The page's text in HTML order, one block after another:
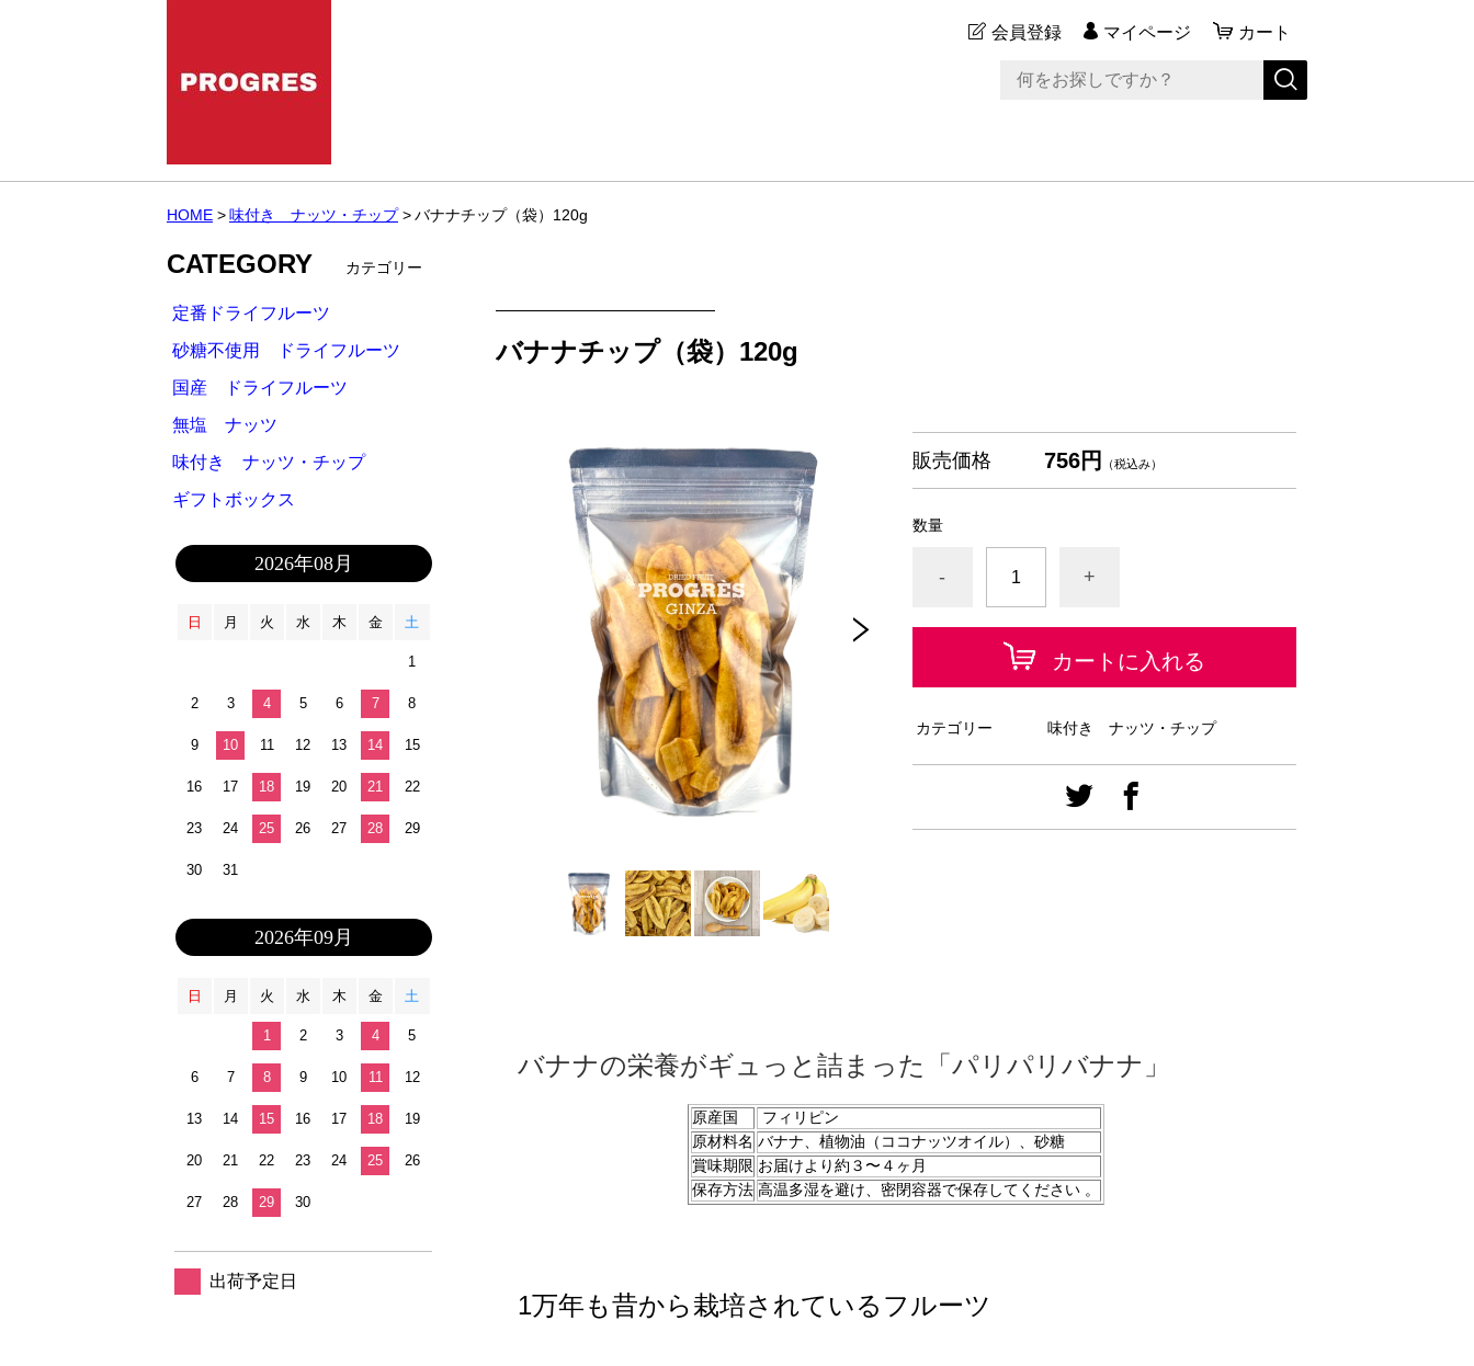
会員登録 マイページ カート
HOME 味付き ナッツ・チップ バナナチップ（袋）120g
バナナチップ（袋）120g
販売価格 756円 （税込み）
数量
- +
カートに入れる
カテゴリー 味付き ナッツ・チップ
バナナの栄養がギュっと詰まった「パリパリバナナ」
原産国
フィリピン
原材料名 バナナ、植物油（ココナッツオイル）、砂糖
賞味期限 お届けより約３〜４ヶ月
保存方法 高温多湿を避け、密閉容器で保存してください 。
1万年も昔から栽培されているフルーツ
CATEGORY カテゴリー
定番ドライフルーツ
砂糖不使用 ドライフルーツ
国産 ドライフルーツ
無塩 ナッツ
味付き ナッツ・チップ
ギフトボックス
2026年08月
日 月 火 水 木 金 土
1
2 3 4 5 6 7 8
9 10 11 12 13 14 15
16 17 18 19 20 21 22
23 24 25 26 27 28 29
30 31
2026年09月
日 月 火 水 木 金 土
1 2 3 4 5
6 7 8 9 10 11 12
13 14 15 16 17 18 19
20 21 22 23 24 25 26
27 28 29 30
出荷予定日